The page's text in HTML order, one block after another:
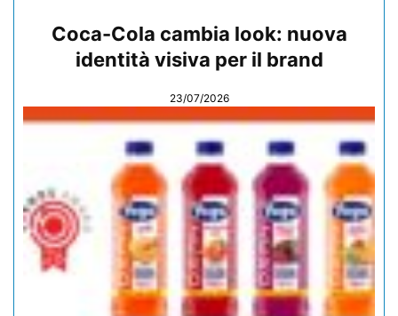
Coca-Cola cambia look: nuova
identità visiva per il brand
23/07/2026